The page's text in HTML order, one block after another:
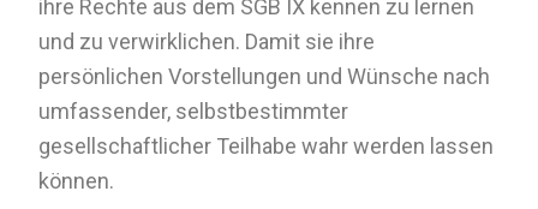
ihre Rechte aus dem SGB IX kennen zu lernen
und zu verwirklichen. Damit sie ihre
persönlichen Vorstellungen und Wünsche nach
umfassender, selbstbestimmter
gesellschaftlicher Teilhabe wahr werden lassen
können.